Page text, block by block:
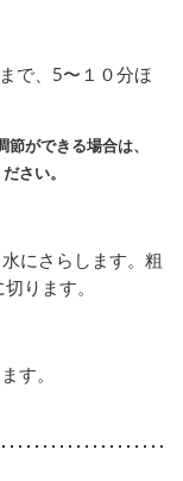
で、5〜１０分ほ
ができる場合は、
さい。
にさらします。粗
ります。
す。